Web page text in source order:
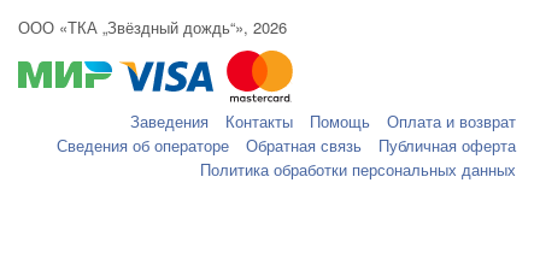
ООО «ТКА „Звёздный дождь“», 2026
Заведения Контакты Помощь
Оплата и возврат
Сведения об операторе
Обратная связь
Публичная оферта
Политика обработки персональных данных